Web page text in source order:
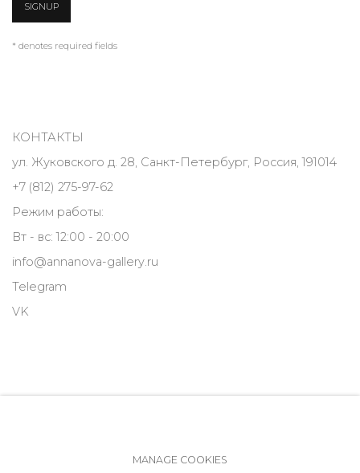
SIGNUP
* denotes required fields
КОНТАКТЫ
ул. Жуковского д. 28, Санкт-Петербург, Россия, 191014
+7 (812) 275-97-62
Режим работы:
Вт - вс: 12:00 - 20:00
info@annanova-gallery.ru
Telegram
VK
MANAGE COOKIES